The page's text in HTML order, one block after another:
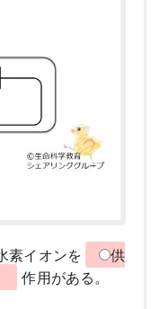
素イオンを
供
作用がある。